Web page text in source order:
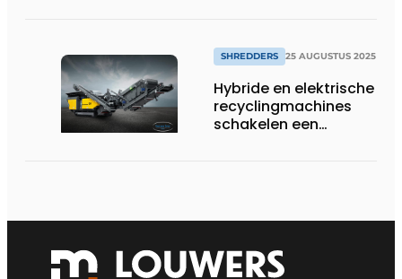
SHREDDERS 25 AUGUSTUS 2025
Hybride en elektrische
recyclingmachines
schakelen een